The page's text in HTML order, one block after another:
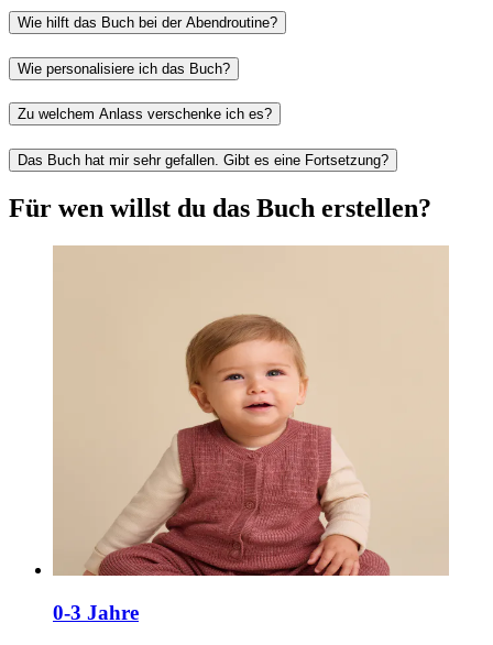
Wie hilft das Buch bei der Abendroutine?
Wie personalisiere ich das Buch?
Zu welchem Anlass verschenke ich es?
Das Buch hat mir sehr gefallen. Gibt es eine Fortsetzung?
Für wen willst du das Buch erstellen?
0-3 Jahre